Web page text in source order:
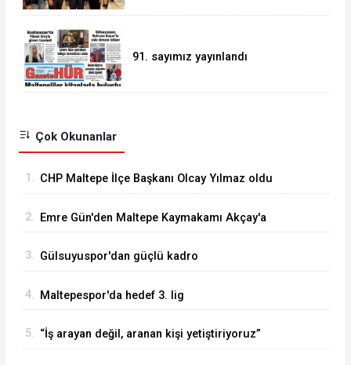
91. sayımız yayınlandı
Çok Okunanlar
1. CHP Maltepe İlçe Başkanı Olcay Yılmaz oldu
2. Emre Gün'den Maltepe Kaymakamı Akçay'a
3. Gülsuyuspor'dan güçlü kadro
4. Maltepespor'da hedef 3. lig
5. “İş arayan değil, aranan kişi yetiştiriyoruz”